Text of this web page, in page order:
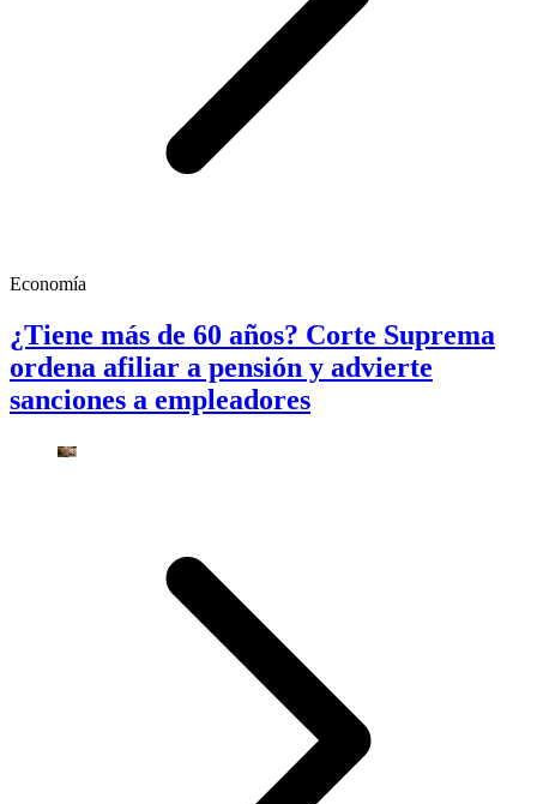
Economía
¿Tiene más de 60 años? Corte Suprema
ordena afiliar a pensión y advierte
sanciones a empleadores